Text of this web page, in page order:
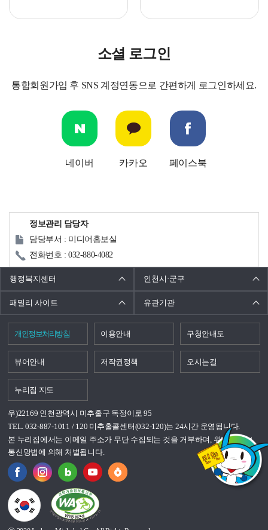
소셜 로그인
통합회원가입 후 SNS 계정연동으로 간편하게 로그인하세요.
네이버 카카오 페이스북
정보관리 담당자
담당부서 : 미디어홍보실
전화번호 : 032-880-4082
행정복지센터 인천시·군구
패밀리 사이트 유관기관
개인정보처리방침 이용안내 구청안내도
뷰어안내 저작권정책 오시는길
누리집 지도
우)22169 인천광역시 미추홀구 독정이로 95
TEL. 032-887-1011 / 120 미추홀콜센터(032-120)는 24시간 운영됩니다.
본 누리집에서는 이메일 주소가 무단 수집되는 것을 거부하며, 위반시 정보
통신망법에 의해 처벌됩니다.
국가상징이란?